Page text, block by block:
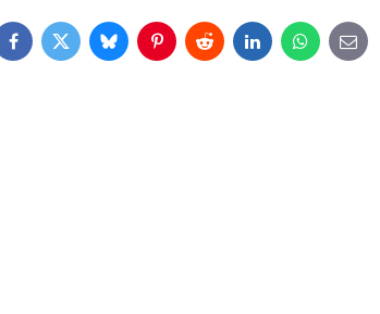
Facebook
TwitterBlueskyPinterest
RedditLinkedInWhatsApp
E-
mail